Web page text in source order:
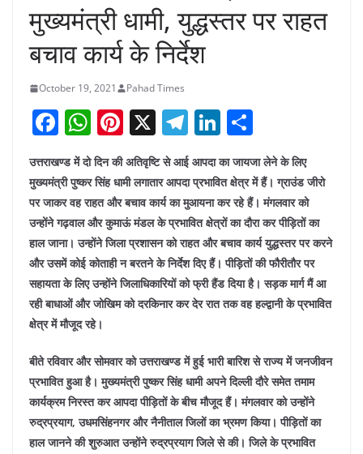
मुख्यमंत्री धामी, युद्धस्तर पर राहत
बचाव कार्य के निर्देश
October 19, 2021 Pahad Times
F
c
e
b
o
o
k
W
h
at
s
A
p
p
Pi
nt
er
e
st
X T
el
e
gr
a
m
Li
k
e
dI
n
h
ar
e
उत्तराखण्ड में दो दिन की अतिवृष्टि से आई आपदा का जायजा लेने के लिए
मुख्यमंत्री पुष्कर सिंह धामी लगातार आपदा प्रभावित क्षेत्र में हैं। ग्राउंड जीरो
पर जाकर वह राहत और बचाव कार्य का मुआयना कर रहे हैं। मंगलवार को
उन्होंने गढ़वाल और कुमाऊं मंडल के प्रभावित क्षेत्रों का दौरा कर पीड़ितों का
हाल जाना। उन्होंने जिला प्रशासन को राहत और बचाव कार्य युद्धस्तर पर करने
और उसमें कोई कोताही न बरतने के निर्देश दिए हैं। पीड़ितों की फौरीतौर पर
सहायता के लिए उन्होंने जिलाधिकारियों को फ्री हैंड दिया है। सड़क मार्ग मैं आ
रही बाधाओं और जोखिम को दरकिनार कर देर रात तक वह हल्द्वानी के प्रभावित
क्षेत्र में मौजूद रहे।
बीते रविवार और सोमवार को उत्तराखण्ड में हुई भारी बारिश से राज्य में जनजीवन
प्रभावित हुआ है। मुख्यमंत्री पुष्कर सिंह धामी अपने दिल्ली दौरे समेत तमाम
कार्यक्रम निरस्त कर आपदा पीड़ितों के बीच मौजूद हैं। मंगलवार को उन्होंने
रुद्रप्रयाग, उधमसिंहनगर और नैनीताल जिलों का भ्रमण किया। पीड़ितों का
हाल जानने की शुरुआत उन्होंने रुद्रप्रयाग जिले से की। जिले के प्रभावित